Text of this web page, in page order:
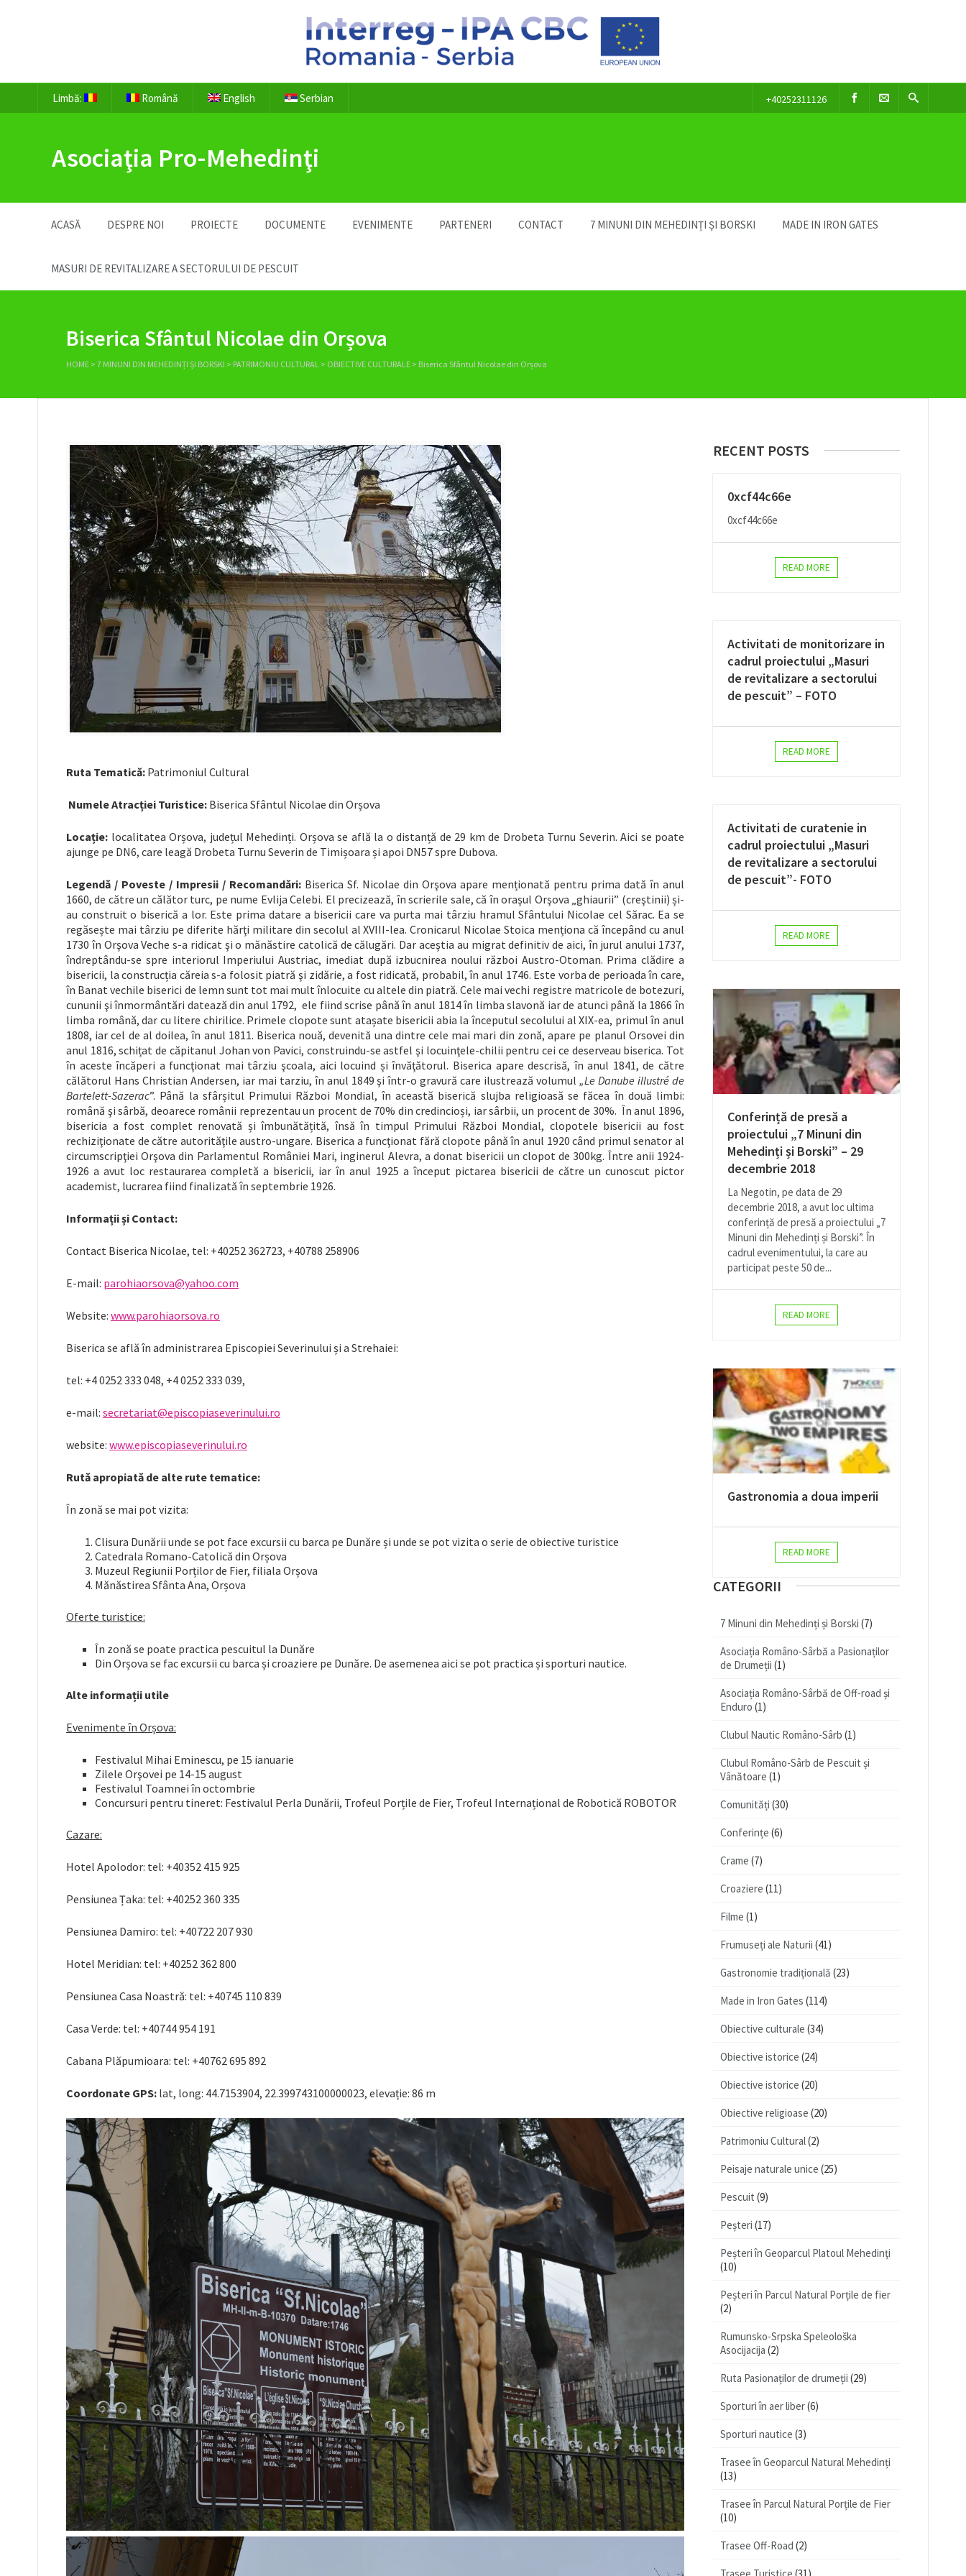
Limbă: Română English Serbian +40252311126
Asociaţia Pro-Mehedinţi
ACASĂ DESPRE NOI PROIECTE DOCUMENTE EVENIMENTE PARTENERI CONTACT 7 MINUNI DIN MEHEDINȚI ȘI BORSKI MADE IN IRON GATES
MASURI DE REVITALIZARE A SECTORULUI DE PESCUIT
Biserica Sfântul Nicolae din Orșova
HOME > 7 MINUNI DIN MEHEDINȚI ȘI BORSKI > PATRIMONIU CULTURAL > OBIECTIVE CULTURALE > Biserica Sfântul Nicolae din Orșova
Ruta Tematică: Patrimoniul Cultural
Numele Atracției Turistice: Biserica Sfântul Nicolae din Orșova
Locație: localitatea Orșova, județul Mehedinți. Orșova se află la o distanță de 29 km de Drobeta Turnu Severin. Aici se poate
ajunge pe DN6, care leagă Drobeta Turnu Severin de Timișoara și apoi DN57 spre Dubova.
Legendă / Poveste / Impresii / Recomandări: Biserica Sf. Nicolae din Orşova apare menționată pentru prima dată în anul
1660, de către un călător turc, pe nume Evlija Celebi. El precizează, în scrierile sale, că în oraşul Orşova „ghiaurii” (creştinii) și-
au construit o biserică a lor. Este prima datare a bisericii care va purta mai târziu hramul Sfântului Nicolae cel Sărac. Ea se
regăsește mai târziu pe diferite hărţi militare din secolul al XVIII-lea. Cronicarul Nicolae Stoica menționa că începând cu anul
1730 în Orşova Veche s-a ridicat şi o mănăstire catolică de călugări. Dar aceştia au migrat definitiv de aici, în jurul anului 1737,
îndreptându-se spre interiorul Imperiului Austriac, imediat după izbucnirea noului război Austro-Otoman. Prima clădire a
bisericii, la construcția căreia s-a folosit piatră şi zidărie, a fost ridicată, probabil, în anul 1746. Este vorba de perioada în care,
în Banat vechile biserici de lemn sunt tot mai mult înlocuite cu altele din piatră. Cele mai vechi registre matricole de botezuri,
cununii şi înmormântări datează din anul 1792, ele fiind scrise până în anul 1814 în limba slavonă iar de atunci până la 1866 în
limba română, dar cu litere chirilice. Primele clopote sunt atașate bisericii abia la începutul secolului al XIX-ea, primul în anul
1808, iar cel de al doilea, în anul 1811. Biserica nouă, devenită una dintre cele mai mari din zonă, apare pe planul Orsovei din
anul 1816, schițat de căpitanul Johan von Pavici, construindu-se astfel şi locuinţele-chilii pentru cei ce deserveau biserica. Tot
în aceste încăperi a funcţionat mai târziu şcoala, aici locuind și învăţătorul. Biserica apare descrisă, în anul 1841, de către
călătorul Hans Christian Andersen, iar mai tarziu, în anul 1849 şi într-o gravură care ilustrează volumul„Le Danube illustré de
Bartelett-Sazerac”. Până la sfârșitul Primului Război Mondial, în această biserică slujba religioasă se făcea în două limbi:
română şi sârbă, deoarece românii reprezentau un procent de 70% din credincioși, iar sârbii, un procent de 30%. În anul 1896,
bisericia a fost complet renovată și îmbunătățită, însă în timpul Primului Război Mondial, clopotele bisericii au fost
rechiziţionate de către autorităţile austro-ungare. Biserica a funcţionat fără clopote până în anul 1920 când primul senator al
circumscripţiei Orşova din Parlamentul României Mari, inginerul Alevra, a donat bisericii un clopot de 300kg. Între anii 1924-
1926 a avut loc restaurarea completă a bisericii, iar în anul 1925 a început pictarea bisericii de către un cunoscut pictor
academist, lucrarea fiind finalizată în septembrie 1926.
Informații și Contact:
Contact Biserica Nicolae, tel: +40252 362723, +40788 258906
E-mail: parohiaorsova@yahoo.com
Website: www.parohiaorsova.ro
Biserica se află în administrarea Episcopiei Severinului și a Strehaiei:
tel: +4 0252 333 048, +4 0252 333 039,
e-mail: secretariat@episcopiaseverinului.ro
website: www.episcopiaseverinului.ro
Rută apropiată de alte rute tematice:
În zonă se mai pot vizita:
Clisura Dunării unde se pot face excursii cu barca pe Dunăre și unde se pot vizita o serie de obiective turistice
Catedrala Romano-Catolică din Orșova
Muzeul Regiunii Porților de Fier, filiala Orșova
Mănăstirea Sfânta Ana, Orșova
Oferte turistice:
În zonă se poate practica pescuitul la Dunăre
Din Orșova se fac excursii cu barca și croaziere pe Dunăre. De asemenea aici se pot practica și sporturi nautice.
Alte informații utile
Evenimente în Orșova:
Festivalul Mihai Eminescu, pe 15 ianuarie
Zilele Orşovei pe 14-15 august
Festivalul Toamnei în octombrie
Concursuri pentru tineret: Festivalul Perla Dunării, Trofeul Porțile de Fier, Trofeul Internațional de Robotică ROBOTOR
Cazare:
Hotel Apolodor: tel: +40352 415 925
Pensiunea Țaka: tel: +40252 360 335
Pensiunea Damiro: tel: +40722 207 930
Hotel Meridian: tel: +40252 362 800
Pensiunea Casa Noastră: tel: +40745 110 839
Casa Verde: tel: +40744 954 191
Cabana Plăpumioara: tel: +40762 695 892
Coordonate GPS: lat, long: 44.7153904, 22.399743100000023, elevație: 86 m
RECENT POSTS
0xcf44c66e
0xcf44c66e
READ MORE
Activitati de monitorizare in
cadrul proiectului „Masuri
de revitalizare a sectorului
de pescuit” – FOTO
READ MORE
Activitati de curatenie in
cadrul proiectului „Masuri
de revitalizare a sectorului
de pescuit”- FOTO
READ MORE
Conferință de presă a
proiectului „7 Minuni din
Mehedinți și Borski” – 29
decembrie 2018
La Negotin, pe data de 29
decembrie 2018, a avut loc ultima
conferință de presă a proiectului „7
Minuni din Mehedinți și Borski”. În
cadrul evenimentului, la care au
participat peste 50 de...
READ MORE
Gastronomia a doua imperii
READ MORE
CATEGORII
7 Minuni din Mehedinți și Borski (7)
Asociația Româno-Sârbă a Pasionaților
de Drumeții (1)
Asociația Româno-Sârbă de Off-road și
Enduro (1)
Clubul Nautic Româno-Sârb (1)
Clubul Româno-Sârb de Pescuit și
Vânătoare (1)
Comunități (30)
Conferințe (6)
Crame (7)
Croaziere (11)
Filme (1)
Frumuseți ale Naturii (41)
Gastronomie tradițională (23)
Made in Iron Gates (114)
Obiective culturale (34)
Obiective istorice (24)
Obiective istorice (20)
Obiective religioase (20)
Patrimoniu Cultural(2)
Peisaje naturale unice (25)
Pescuit (9)
Peșteri (17)
Peșteri în Geoparcul Platoul Mehedinţi
(10)
Peșteri în Parcul Natural Porțile de fier
(2)
Rumunsko-Srpska Speleološka
Asocijacija (2)
Ruta Pasionaților de drumeții (29)
Sporturi în aer liber(6)
Sporturi nautice (3)
Trasee în Geoparcul Natural Mehedinți
(13)
Trasee în Parcul Natural Porțile de Fier
(10)
Trasee Off-Road (2)